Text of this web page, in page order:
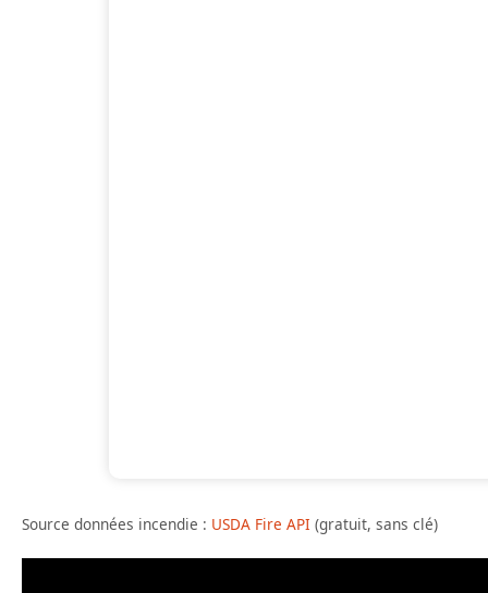
Cliquez sur une zone marquée sur la carte
Source données incendie : USDA Fire API (gratuit, sans clé)